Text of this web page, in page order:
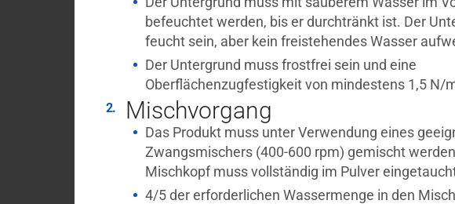
befeuchtet werden, bis er durchtränkt ist. Der
feucht sein, aber kein freistehendes Wasser
Der Untergrund muss frostfrei sein und eine
Oberflächenzugfestigkeit von mindestens 1,5 N/
Mischvorgang
Das Produkt muss unter Verwendung eines
Zwangsmischers (400-600 rpm) gemischt
Mischkopf muss vollständig im Pulver
4/5 der erforderlichen Wassermenge in den